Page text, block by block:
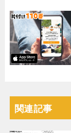
関連記事